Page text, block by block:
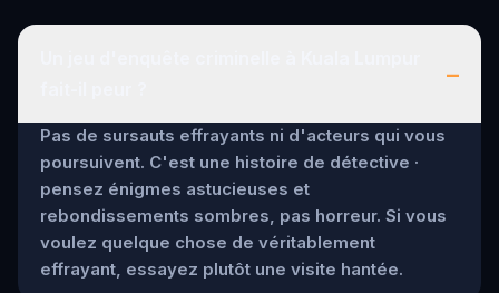
–
Pas de sursauts effrayants ni d'acteurs qui vous
poursuivent. C'est une histoire de détective ·
pensez énigmes astucieuses et
rebondissements sombres, pas horreur. Si vous
voulez quelque chose de véritablement
effrayant, essayez plutôt une visite hantée.